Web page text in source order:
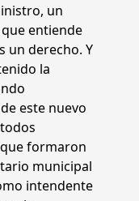
un
entiende
un derecho. Y
la
este nuevo
formaron
municipal
intendente